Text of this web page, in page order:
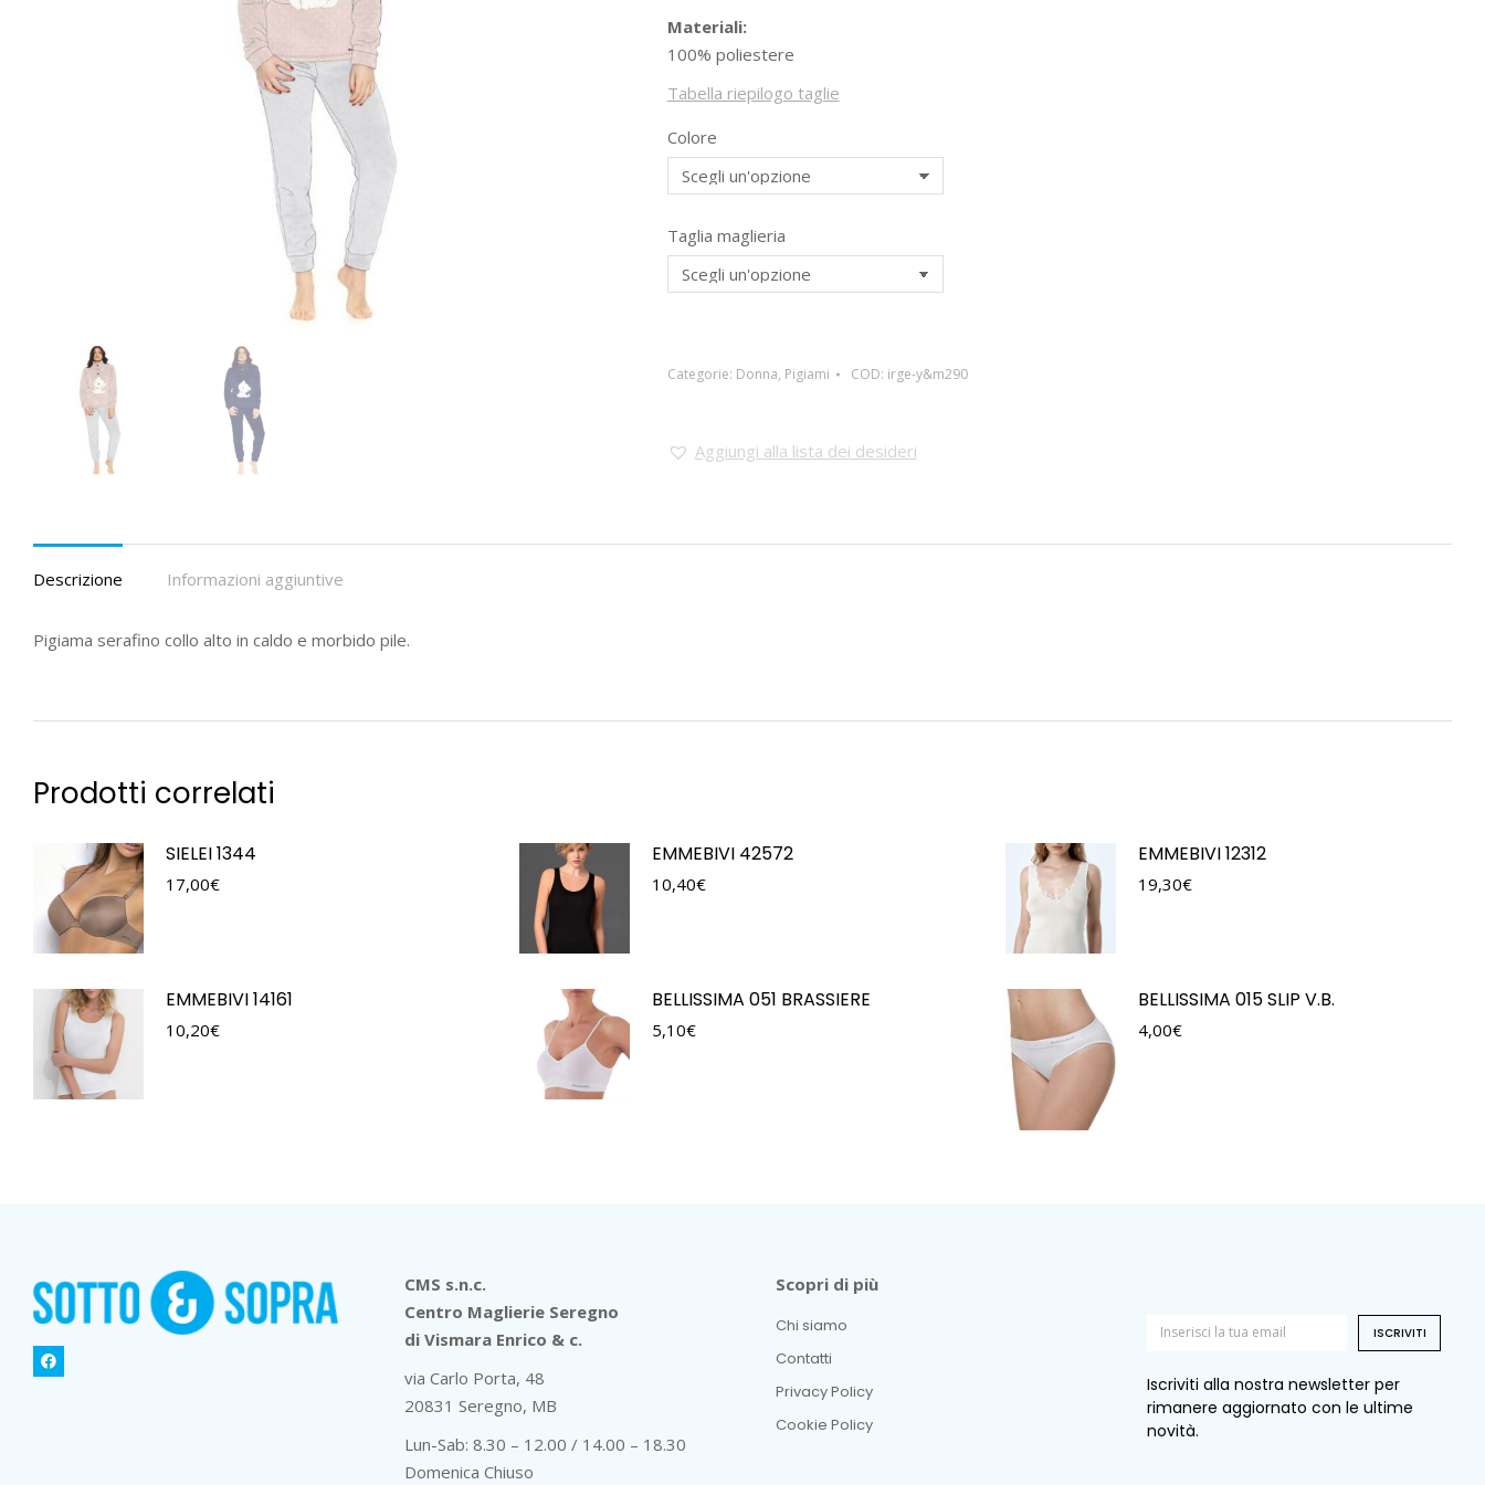
Materiali:
100% poliestere
Tabella riepilogo taglie
Colore
Taglia maglieria
Categorie: Donna, Pigiami COD: irge-y&m290
Aggiungi alla lista dei desideri
Descrizione Informazioni aggiuntive
Pigiama serafino collo alto in caldo e morbido pile.
Prodotti correlati
SIELEI 1344
17,00€
EMMEBIVI 42572
10,40€
EMMEBIVI 12312
19,30€
EMMEBIVI 14161
10,20€
BELLISSIMA 051 BRASSIERE
5,10€
BELLISSIMA 015 SLIP V.B.
4,00€
CMS s.n.c.
Centro Maglierie Seregno
di Vismara Enrico & c.
via Carlo Porta, 48
20831 Seregno, MB
Lun-Sab: 8.30 – 12.00 / 14.00 – 18.30
Domenica Chiuso
Scopri di più
Chi siamo
Contatti
Privacy Policy
Cookie Policy
ISCRIVITI
Iscriviti alla nostra newsletter per
rimanere aggiornato con le ultime
novità.